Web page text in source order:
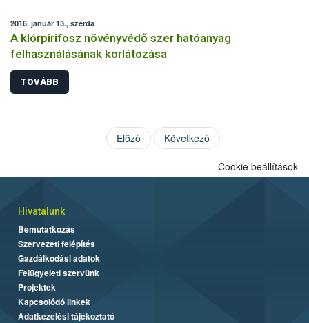
2016. január 13., szerda
A klórpirifosz növényvédő szer hatóanyag
felhasználásának korlátozása
TOVÁBB
Előző Következő
Cookie beállítások
Hivatalunk
Bemutatkozás
Szervezeti felépítés
Gazdálkodási adatok
Felügyeleti szervünk
Projektek
Kapcsolódó linkek
Adatkezelési tájékoztató